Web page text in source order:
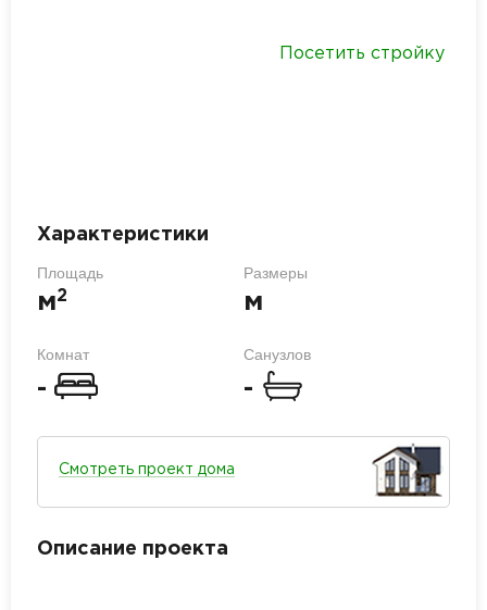
Посетить стройку
Характеристики
Площадь
м2
Размеры
м
Комнат
-
Санузлов
-
Смотреть проект дома
Описание проекта